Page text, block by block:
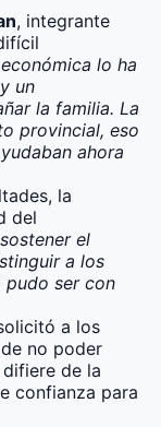
, integrante
lo ha
un
la familia. La
provincial, eso
ahora
la
del
el
a los
pudo ser con
a los
no poder
de la
confianza para